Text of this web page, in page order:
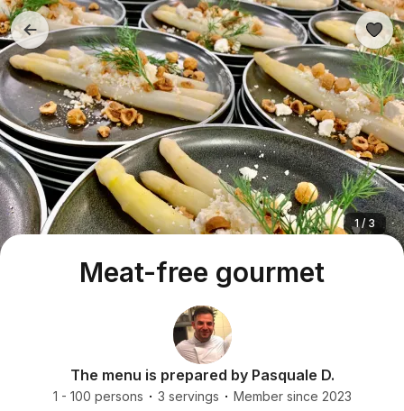
Meat-free gourmet
1 / 3
The menu is prepared by Pasquale D.
1 - 100 persons 3 servings Member since 2023